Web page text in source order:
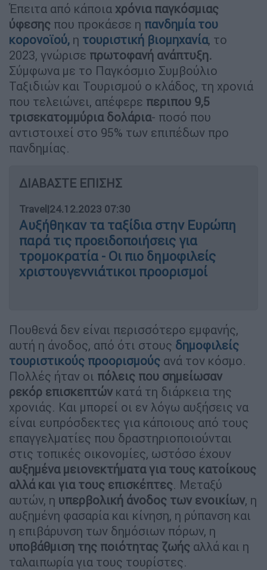
Έπειτα από κάποια χρόνια παγκόσμιας
ύφεσης που προκάεσε η πανδημία του
κορονοϊού, η τουριστική βιομηχανία, το
2023, γνώρισε πρωτοφανή ανάπτυξη.
Σύμφωνα με το Παγκόσμιο Συμβούλιο
Ταξιδιών και Τουρισμού ο κλάδος, τη χρονιά
που τελειώνει, απέφερε περιπου 9,5
τρισεκατομμύρια δολάρια- ποσό που
αντιστοιχεί στο 95% των επιπέδων προ
πανδημίας.
ΔΙΑΒΑΣΤΕ ΕΠΙΣΗΣ
Travel |24.12.2023 07:30
Αυξήθηκαν τα ταξίδια στην Ευρώπη
παρά τις προειδοποιήσεις για
τρομοκρατία - Οι πιο δημοφιλείς
χριστουγεννιάτικοι προορισμοί
Πουθενά δεν είναι περισσότερο εμφανής,
αυτή η άνοδος, από ότι στους δημοφιλείς
τουριστικούς προορισμούς ανά τον κόσμο.
Πολλές ήταν οι πόλεις που σημείωσαν
ρεκόρ επισκεπτών κατά τη διάρκεια της
χρονιάς. Και μπορεί οι εν λόγω αυξήσεις να
είναι ευπρόσδεκτες για κάποιους από τους
επαγγελματίες που δραστηριοποιούνται
στις τοπικές οικονομίες, ωστόσο έχουν
αυξημένα μειονεκτήματα για τους κατοίκους
αλλά και για τους επισκέπτες. Μεταξύ
αυτών, η υπερβολική άνοδος των ενοικίων, η
αυξημένη φασαρία και κίνηση, η ρύπανση και
η επιβάρυνση των δημόσιων πόρων, η
υποβάθμιση της ποιότητας ζωής αλλά και η
ταλαιπωρία για τους τουρίστες.